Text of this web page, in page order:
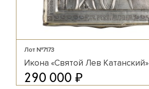
Лот №7173
Икона «Святой Лев Катанский»
290 000 ₽